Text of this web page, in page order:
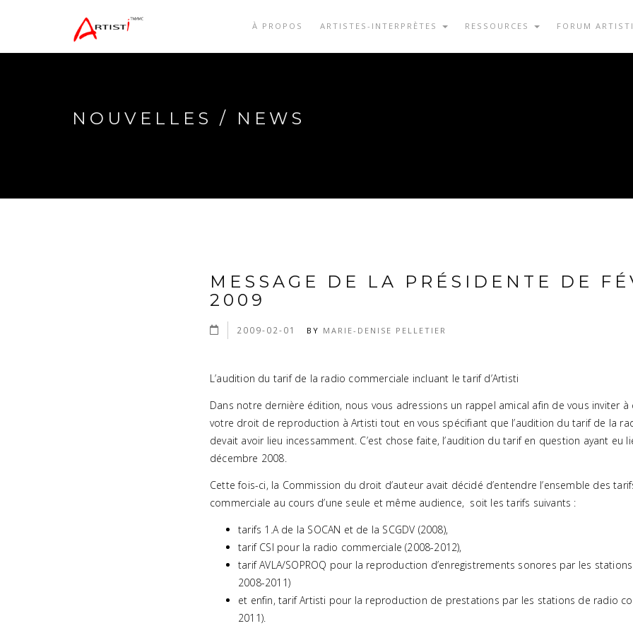
À PROPOS ARTISTES-INTERPRÈTES RESSOURCES FORUM
NOUVELLES / NEWS
MESSAGE DE LA PRÉSIDENTE DE
2009
2009-02-01 BY MARIE-DENISE PELLETIER
L’audition du tarif de la radio commerciale incluant le tarif d’Artisti
Dans notre dernière édition, nous vous adressions un rappel amical afin de vous inviter
votre droit de reproduction à Artisti tout en vous spécifiant que l’audition du tarif de la
devait avoir lieu incessamment. C’est chose faite, l’audition du tarif en question ayant eu
décembre 2008.
Cette fois-ci, la Commission du droit d’auteur avait décidé d’entendre l’ensemble des
commerciale au cours d’une seule et même audience, soit les tarifs suivants :
tarifs 1.A de la SOCAN et de la SCGDV (2008),
tarif CSI pour la radio commerciale (2008-2012),
tarif AVLA/SOPROQ pour la reproduction d’enregistrements sonores par les
2008-2011)
et enfin, tarif Artisti pour la reproduction de prestations par les stations de radio
2011).